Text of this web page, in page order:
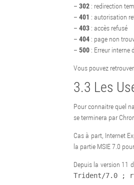
– 302 : redirection
– 401 : autorisation
– 403 : accès refusé
– 404 : page non
– 500 : Erreur interne
Vous pouvez
3.3 Les
Pour connaitre quel
se terminera par
Cas à part, Internet
la partie MSIE 7.0
Depuis la version 11
Trident/7.0 ;